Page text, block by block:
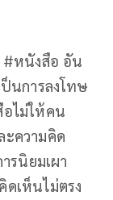
#หนังสือ อัน
นการลงโทษ
ไม่ให้คน
ความคิด
รนิยมเผา
เห็นไม่ตรง